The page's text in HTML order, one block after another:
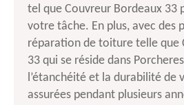
tel que Couvreur Bordeaux 33
votre tâche. En plus, avec des
réparation de toiture telle que
33 qui se réside dans
l’étanchéité et la durabilité
assurées pendant plusieurs